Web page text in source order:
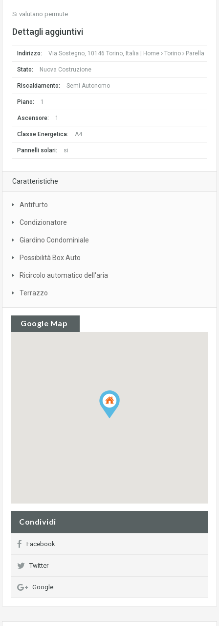
Si valutano permute
Dettagli aggiuntivi
Indirizzo: Via Sostegno, 10146 Torino, Italia | Home Torino Parella
Stato: Nuova Costruzione
Riscaldamento: Semi Autonomo
Piano: 1
Ascensore: 1
Classe Energetica: A4
Pannelli solari: si
Caratteristiche
Antifurto
Condizionatore
Giardino Condominiale
Possibilità Box Auto
Ricircolo automatico dell'aria
Terrazzo
Google Map
Condividi
Facebook
Twitter
Google